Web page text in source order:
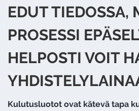
EDUT TIEDOSSA,
PROSESSI
HELPOSTI VOIT
Kulutusluotot ovat kätevä tapa